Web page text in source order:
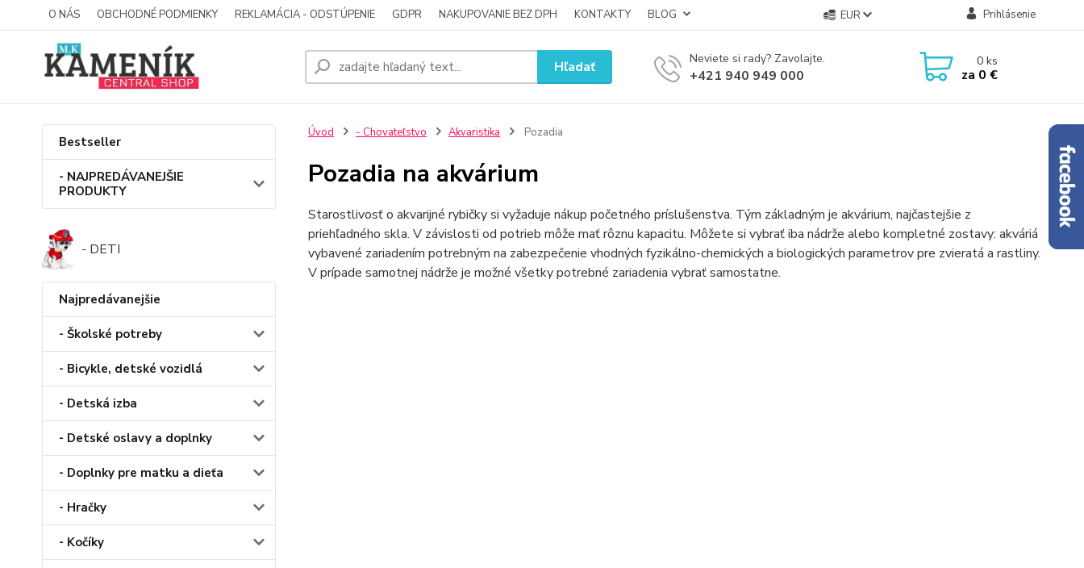
O NÁS OBCHODNÉ PODMIENKY REKLAMÁCIA - ODSTÚPENIE GDPR NAKUPOVANIE BEZ DPH KONTAKTY BLOG EUR Prihlásenie
Hľadať Neviete si rady? Zavolajte.
+421 940 949 000
0ks
za 0 €
Bestseller
- NAJPREDÁVANEJŠIE
PRODUKTY
- DETI
Najpredávanejšie
- Školské potreby
- Bicykle, detské vozidlá
- Detská izba
- Detské oslavy a doplnky
- Doplnky pre matku a dieťa
- Hračky
- Kočíky
Úvod - Chovateľstvo Akvaristika Pozadia
Pozadia na akvárium
Starostlivosť o akvarijné rybičky si vyžaduje nákup početného príslušenstva. Tým základným je akvárium, najčastejšie z
priehľadného skla. V závislosti od potrieb môže mať rôznu kapacitu. Môžete si vybrať iba nádrže alebo kompletné zostavy: akváriá
vybavené zariadením potrebným na zabezpečenie vhodných fyzikálno-chemických a biologických parametrov pre zvieratá a rastliny.
V prípade samotnej nádrže je možné všetky potrebné zariadenia vybrať samostatne.